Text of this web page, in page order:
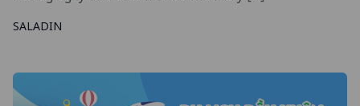
SALADIN